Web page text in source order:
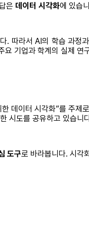
은 데이터 시각화에 있습
. 따라서 AI의 학습 과
기업과 학계의 실제 연
데이터 시각화”를 주제
시도를 공유하고 있습니
도구로 바라봅니다. 시각